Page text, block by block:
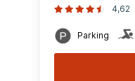
4,62
Parking